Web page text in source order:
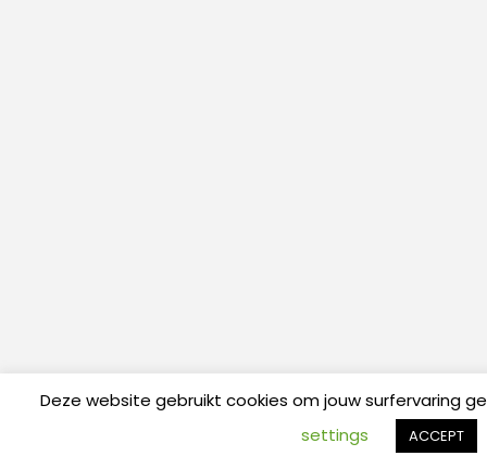
Deze website gebruikt cookies om jouw surfervaring
settings
ACCEPT